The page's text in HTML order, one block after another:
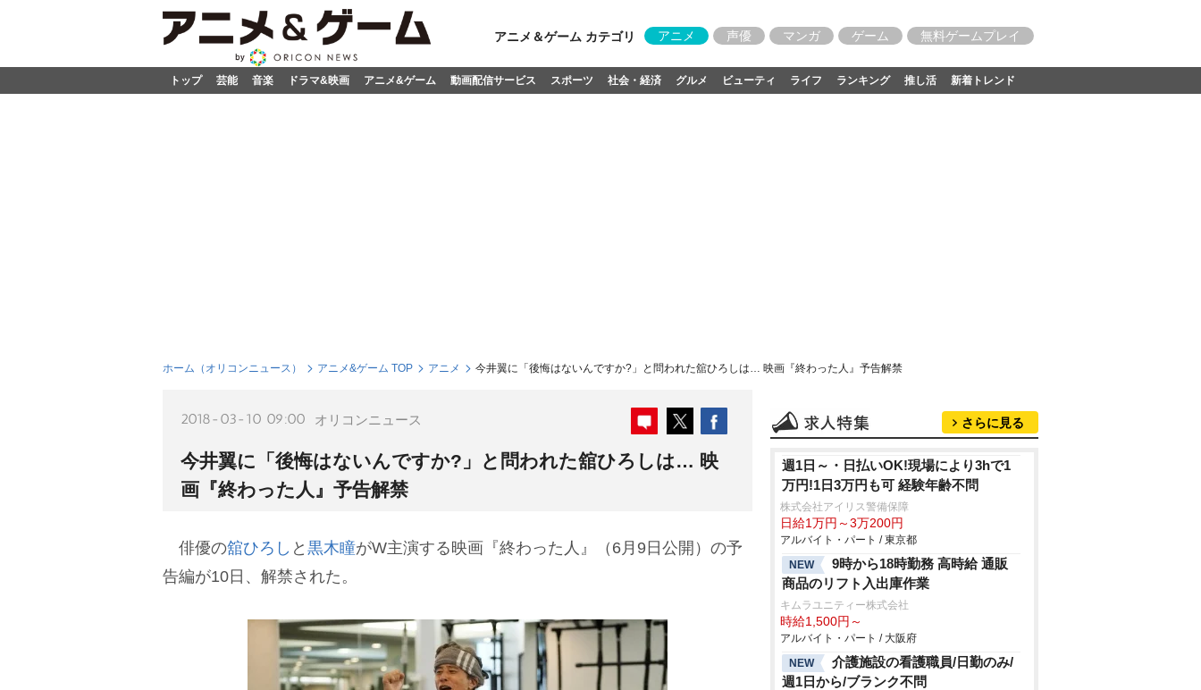
アニメ＆ゲーム カテゴリ アニメ 声優 マンガ ゲーム 無料ゲームプレイ
トップ 芸能 音楽 ドラマ&映画 アニメ&ゲーム 動画配信サービス スポーツ 社会・経済 グルメ ビューティ ライフ ランキング 推し活 新着トレンド
ホーム（オリコンニュース） アニメ&ゲーム TOP アニメ 今井翼に「後悔はないんですか?」と問われた舘ひろしは… 映画『終わった人』予告解禁
2018-03-10 09:00 オリコンニュース
今井翼に「後悔はないんですか?」と問われた舘ひろしは… 映
画『終わった人』予告解禁
俳優の舘ひろし と 黒木瞳がW主演する映画『終わった人』（6月9日公開）の予
告編が10日、解禁された。
さらに見る
週1日～・日払いOK!現場により3hで1
万円!1日3万円も可 経験年齢不問
株式会社アイリス警備保障
日給1万円～3万200円
アルバイト・パート / 東京都
NEW
9時から18時勤務 高時給 通販
商品のリフト入出庫作業
キムラユニティー株式会社
時給1,500円～
アルバイト・パート / 大阪府
NEW
介護施設の看護職員/日勤のみ/
週1日から/ブランク不問